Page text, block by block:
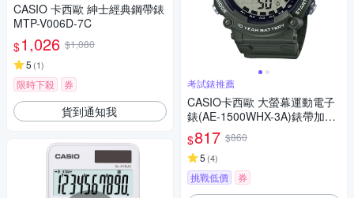
CASIO 卡西歐 紳士經典鋼帶錶
MTP-V006D-7C
$1,026 $1,080
5 (1)
限時下殺 券
貨到通知我
考試錶推薦
CASIO卡西歐 大螢幕運動電子
錶(AE-1500WHX-3A)錶帶加長
款 / 考試錶
$817 $860
5 (4)
挑戰低價 券